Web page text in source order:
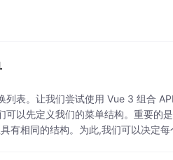
表。让我们尝试使用 Vue 3 组合
以先定义我们的菜单结构。重要的
有相同的结构。为此,我们可以决定每